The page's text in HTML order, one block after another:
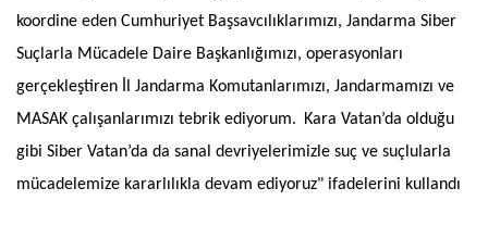
koordine eden Cumhuriyet Başsavcılıklarımızı, Jandarma Siber
Suçlarla Mücadele Daire Başkanlığımızı, operasyonları
gerçekleştiren İl Jandarma Komutanlarımızı, Jandarmamızı ve
MASAK çalışanlarımızı tebrik ediyorum.
Kara Vatan’da olduğu
gibi Siber Vatan’da da sanal devriyelerimizle suç ve suçlularla
mücadelemize kararlılıkla devam ediyoruz" ifadelerini kullandı